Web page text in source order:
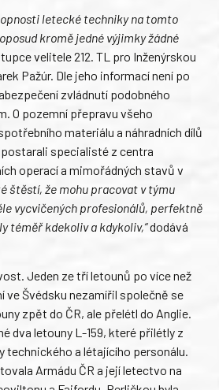
letecké techniky na tomto
kromě jedné výjimky žádné
velitele 212. TL pro Inženýrskou
Pažúr. Dle jeho informací není po
zvládnutí podobného
O pozemní přepravu všeho
materiálu a náhradních dílů
specialisté z centra
operací a mimořádných stavů v
štěstí, že mohu pracovat v týmu
vycvičených profesionálů, perfektně
téměř kdekoliv a kdykoliv,“dodává
Jeden ze tří letounů po více než
ve Švédsku nezamířil společně se
zpět do ČR, ale přelétl do Anglie.
dva letouny L-159, které přilétly z
technického a létajícího personálu.
Armádu ČR a její letectvo na